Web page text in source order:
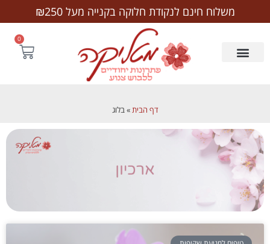
משלוח חינם לנקודת חלוקה בקנייה מעל ₪250
0
דף הבית»בלוג